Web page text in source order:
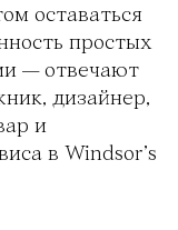
оставаться
простых
— отвечают
дизайнер,
и
в Windsor’s